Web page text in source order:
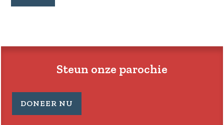
Steun onze parochie
DONEER NU